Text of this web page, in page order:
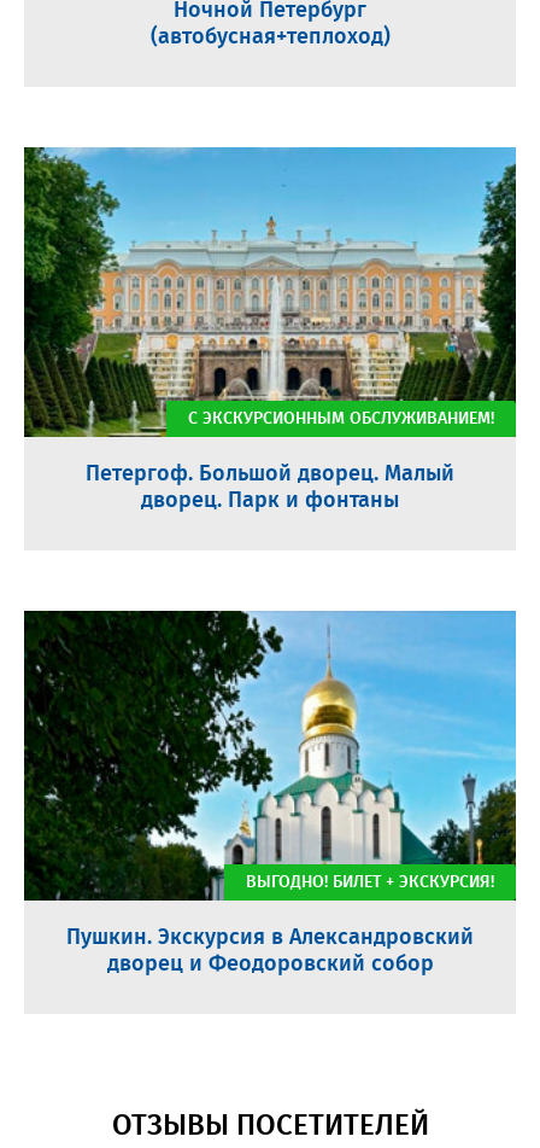
Ночной Петербург
(автобусная+теплоход)
Петергоф. Большой дворец. Малый
дворец. Парк и фонтаны
С ЭКСКУРСИОННЫМ ОБСЛУЖИВАНИЕМ!
Пушкин. Экскурсия в Александровский
дворец и Феодоровский собор
ВЫГОДНО! БИЛЕТ + ЭКСКУРСИЯ!
ОТЗЫВЫ ПОСЕТИТЕЛЕЙ